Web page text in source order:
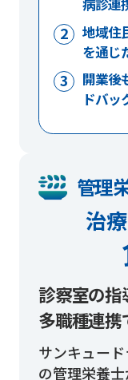
病診連
地域住
を通じ
開業後
ドバッ
管理
治
診察室の指
多職種連
サンキュー
の管理栄養